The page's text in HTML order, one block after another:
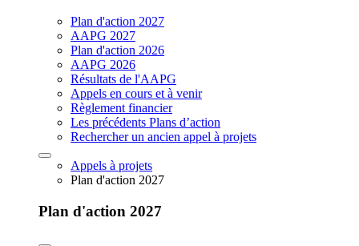
Plan d'action 2027
AAPG 2027
Plan d'action 2026
AAPG 2026
Résultats de l'AAPG
Appels en cours et à venir
Règlement financier
Les précédents Plans d’action
Rechercher un ancien appel à projets
Appels à projets
Plan d'action 2027
Plan d'action 2027